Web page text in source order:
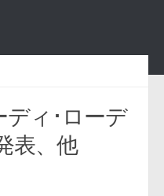
ディ･ローデ
表、他